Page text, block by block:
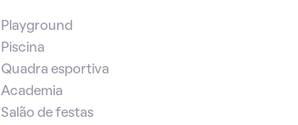
Playground
Piscina
Quadra esportiva
Academia
Salão de festas